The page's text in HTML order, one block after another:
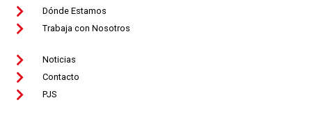
Dónde Estamos
Trabaja con Nosotros
Noticias
Contacto
PJS